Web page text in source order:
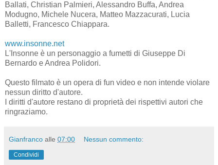
Ballati, Christian Palmieri, Alessandro Buffa, Andrea
Modugno, Michele Nucera, Matteo Mazzacurati, Lucia
Balletti, Francesco Chiappara.
www.insonne.net
L'Insonne è un personaggio a fumetti di Giuseppe Di
Bernardo e Andrea Polidori.
Questo filmato è un opera di fun video e non intende violare
nessun diritto d'autore.
I diritti d'autore restano di proprietà dei rispettivi autori che
ringraziamo.
Gianfranco alle 07:00 Nessun commento:
Condividi